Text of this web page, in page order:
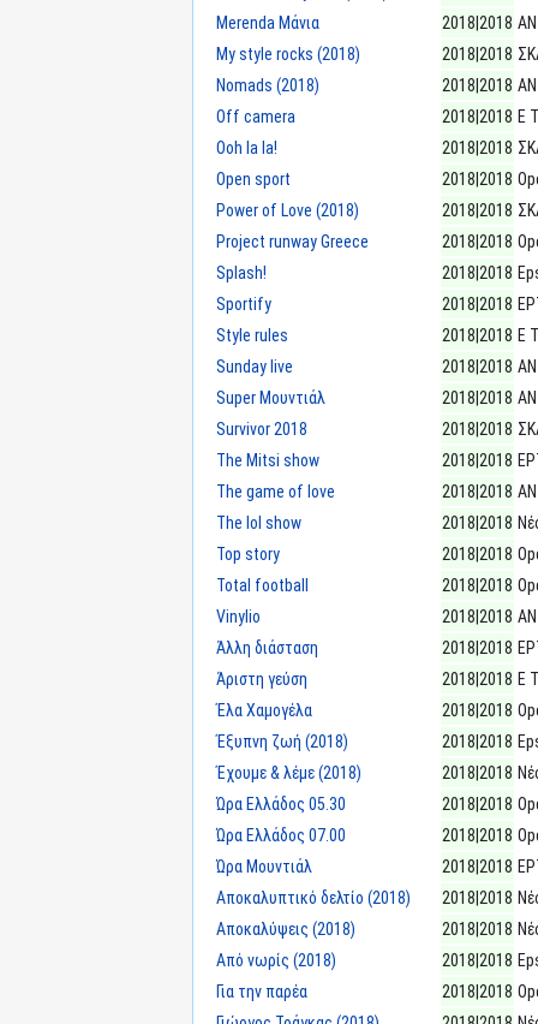
Merenda Μάνια
2018|2018
My style rocks (2018)
2018|2018
Nomads (2018)
2018|2018
Off camera
2018|2018 E
Ooh la la!
2018|2018
Open sport
2018|2018
Power of Love (2018)
2018|2018
Project runway Greece
2018|2018
Splash!
2018|2018
Sportify
2018|2018
Style rules
2018|2018 E
Sunday live
2018|2018
Super Μουντιάλ
2018|2018
Survivor 2018
2018|2018
The Mitsi show
2018|2018
The game of love
2018|2018
The lol show
2018|2018
Top story
2018|2018
Total football
2018|2018
Vinylio
2018|2018
Άλλη διάσταση
2018|2018
Άριστη γεύση
2018|2018 E
Έλα Χαμογέλα
2018|2018
Έξυπνη ζωή (2018)
2018|2018
Έχουμε & λέμε (2018)
2018|2018
Ώρα Ελλάδος 05.30
2018|2018
Ώρα Ελλάδος 07.00
2018|2018
Ώρα Μουντιάλ
2018|2018
Αποκαλυπτικό δελτίο (2018)
2018|2018
Αποκαλύψεις (2018)
2018|2018
Από νωρίς (2018)
2018|2018
Για την παρέα
2018|2018